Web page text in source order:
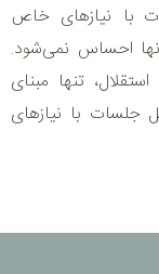
با نیازهای خاص
احساس نمی‌شود.
تنها مبنای
جلسات با نیازهای